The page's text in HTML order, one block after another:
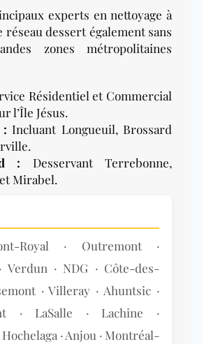
experts en nettoyage à
dessert également sans
zones métropolitaines
Résidentiel et Commercial
l’Île Jésus.
: Incluant Longueuil, Brossard
: Desservant Terrebonne,
Mirabel.
Royal · Outremont ·
Verdun · NDG · Côte-des-
· Villeray · Ahuntsic ·
· LaSalle · Lachine ·
· Anjou · Montréal-